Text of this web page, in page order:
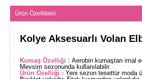
Ürün Özellikleri
Kolye Aksesuarlı Volan
Kumaş Özelliği : Aerobin kumaştan imal
Mevsim sezonunda kullanılabilir.
Ürün Özelliği : Yeni sezon tesettür moda